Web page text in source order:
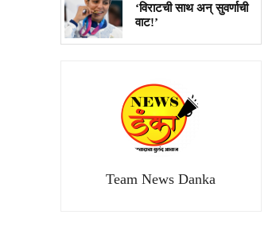
‘विराटची साथ अन् सुवर्णाची
वाट!’
Team News Danka